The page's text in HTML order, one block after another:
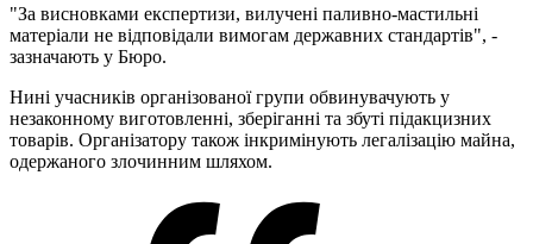
"За висновками експертизи, вилучені паливно-мастильні
матеріали не відповідали вимогам державних стандартів", -
зазначають у Бюро.
Нині учасників організованої групи обвинувачують у
незаконному виготовленні, зберіганні та збуті підакцизних
товарів. Організатору також інкримінують легалізацію майна,
одержаного злочинним шляхом.